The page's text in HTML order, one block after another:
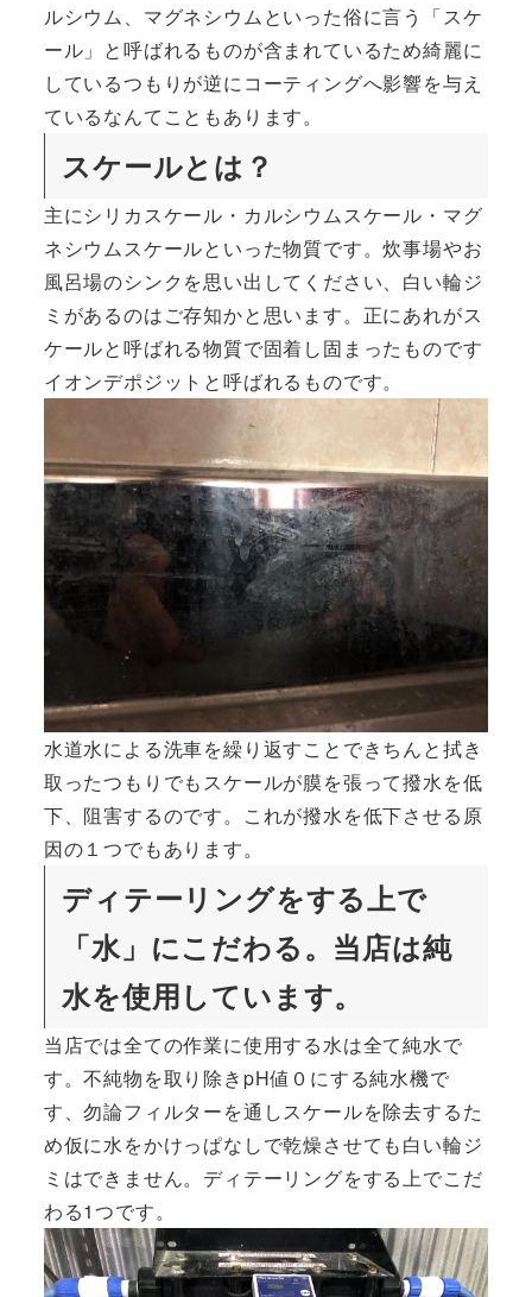
ルシウム、マグネシウムといった俗に言う「スケ
ール」と呼ばれるものが含まれているため綺麗に
しているつもりが逆にコーティングへ影響を与え
ているなんてこともあります。
スケールとは？
主にシリカスケール・カルシウムスケール・マグ
ネシウムスケールといった物質です。炊事場やお
風呂場のシンクを思い出してください、白い輪ジ
ミがあるのはご存知かと思います。正にあれがス
ケールと呼ばれる物質で固着し固まったものです
イオンデポジットと呼ばれるものです。
水道水による洗車を繰り返すことできちんと拭き
取ったつもりでもスケールが膜を張って撥水を低
下、阻害するのです。これが撥水を低下させる原
因の１つでもあります。
ディテーリングをする上で
「水」にこだわる。当店は純
水を使用しています。
当店では全ての作業に使用する水は全て純水で
す。不純物を取り除きpH値０にする純水機で
す、勿論フィルターを通しスケールを除去するた
め仮に水をかけっぱなしで乾燥させても白い輪ジ
ミはできません。ディテーリングをする上でこだ
わる1つです。